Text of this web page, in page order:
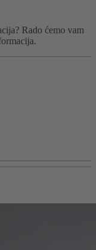
Rado ćemo vam